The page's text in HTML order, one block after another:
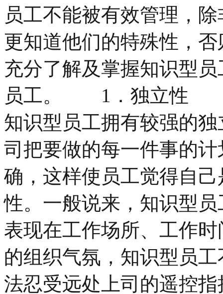
员工不能被有效管理，
更知道他们的特殊性，
充分了解及掌握知识型
员工。 1．独立性
知识型员工拥有较强的
司把要做的每一件事的
确，这样使员工觉得自
性。一般说来，知识型
表现在工作场所、工作
的组织气氛，知识型员
法忍受远处上司的遥控